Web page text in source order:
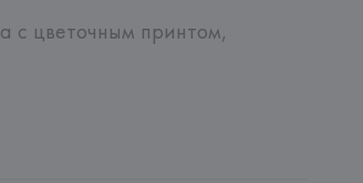
с цветочным принтом,